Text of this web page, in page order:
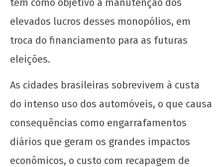
Manifesto por uma Universidade Popular para
6 de
de
2017
wp-
admin
tem como objetivo a manutenção dos
elevados lucros desses monopólios, em
troca do financiamento para as futuras
eleições.
As cidades brasileiras sobrevivem à custa
do intenso uso dos automóveis, o que causa
consequências como engarrafamentos
diários que geram os grandes impactos
econômicos, o custo com recapagem de